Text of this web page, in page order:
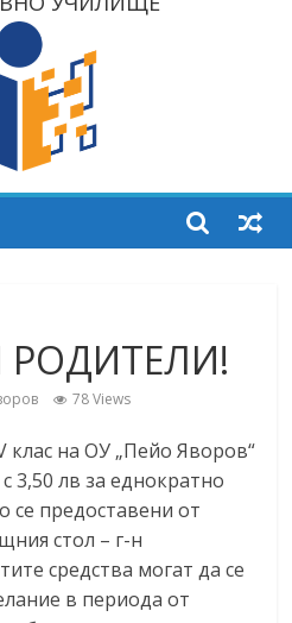
78 Views
клас на ОУ „Пейо Яворов“
3,50 лв за еднократно
се предоставени от
стол – г-н
средства могат да се
в периода от